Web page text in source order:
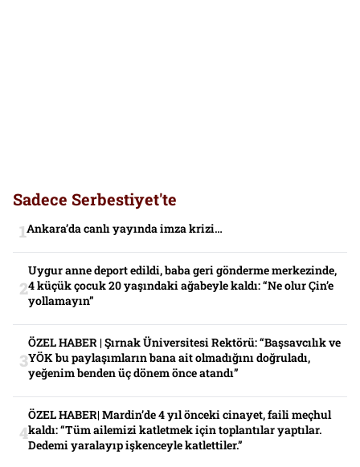
Sadece Serbestiyet'te
Ankara’da canlı yayında imza krizi…
Uygur anne deport edildi, baba geri gönderme merkezinde,
4 küçük çocuk 20 yaşındaki ağabeyle kaldı: “Ne olur Çin’e
yollamayın”
ÖZEL HABER | Şırnak Üniversitesi Rektörü: “Başsavcılık ve
YÖK bu paylaşımların bana ait olmadığını doğruladı,
yeğenim benden üç dönem önce atandı”
ÖZEL HABER| Mardin’de 4 yıl önceki cinayet, faili meçhul
kaldı: “Tüm ailemizi katletmek için toplantılar yaptılar.
Dedemi yaralayıp işkenceyle katlettiler.”